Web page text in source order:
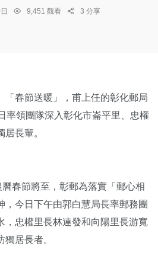
9,451 觀看 3 分享
「春節送暖」，甫上任的彰化郵局
率領團隊深入彰化市崙平里、忠權
長輩。
春節將至，彰郵為落實「郵心相
，今日下午由郭白慧局長率郵務團
，忠權里長林連發和向陽里長游寬
居長者。